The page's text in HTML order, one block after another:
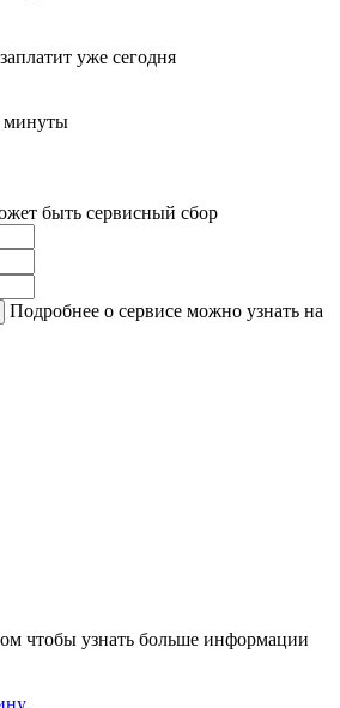
уже сегодня
минуты
быть сервисный сбор
Подробнее о сервисе можно узнать на
чтобы узнать больше информации